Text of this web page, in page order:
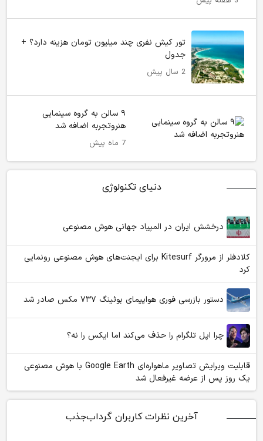
تور کیش نفری چند میلیون تومان هزینه دارد؟ +
جدول
2 سال پیش
۹ سالن به گروه سینمایی
هنروتجربه اضافه شد
7 ماه پیش
دنیای تکنولوژی
درخشش ایران در المپیاد جهانی هوش مصنوعی
کلادفلر از مرورگر Kitesurf برای ایجنت‌های هوش مصنوعی رونمایی
کرد
دستور بازرسی فوری هواپیمای بوئینگ ۷۳۷ مکس صادر شد
چرا اپل تلگرام را حذف می‌کند اما ایکس را نه؟
قابلیت ویرایش تصاویر ماهواره‌ای Google Earth با هوش مصنوعی
یک روز پس از عرضه غیرفعال شد
آخرین نظرات کاربران گرداب‌جذب